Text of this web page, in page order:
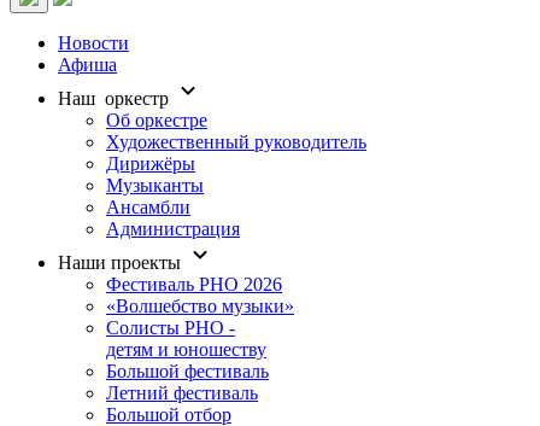
Новости
Афиша
Наш оркестр
Об оркестре
Художественный руководитель
Дирижёры
Музыканты
Ансамбли
Администрация
Наши проекты
Фестиваль РНО 2026
«Волшебство музыки»
Солисты РНО -
детям и юношеству
Большой фестиваль
Летний фестиваль
Большой отбор